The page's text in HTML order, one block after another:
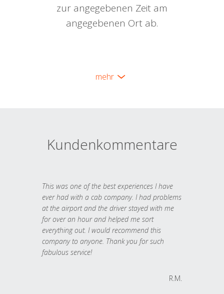
zur angegebenen Zeit am
angegebenen Ort ab.
mehr
Kundenkommentare
This was one of the best experiences I have
ever had with a cab company. I had problems
at the airport and the driver stayed with me
for over an hour and helped me sort
everything out. I would recommend this
company to anyone. Thank you for such
fabulous service!
R.M.